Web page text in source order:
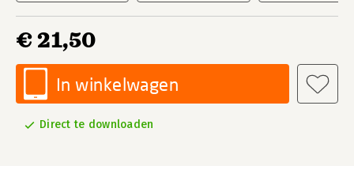
€ 21,50
In winkelwagen
Direct te downloaden